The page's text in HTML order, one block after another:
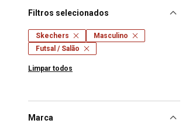
Filtros selecionados
Skechers
Masculino
Futsal / Salão
Limpar todos
Marca